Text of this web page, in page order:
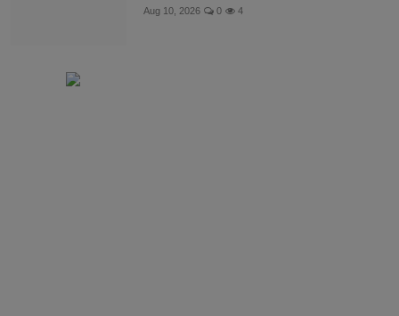
Aug 10, 2026 0 4